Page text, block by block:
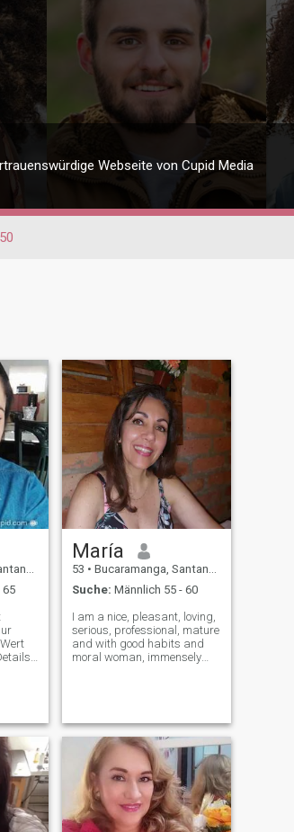
Webseite von Cupid Media
65
die
María
53 • Bucaramanga, Santander, Kolumbien
Suche: Männlich 55 - 60
I am a nice, pleasant, loving,
serious, professional, mature
and with good habits and
moral woman, immensely
always been very spiritual
with great principles and
values, and I firmly believe in
the goodness of people who
are near of me. I am very
pleased with the nature and
the simple things from the life
that make us happy, I led a